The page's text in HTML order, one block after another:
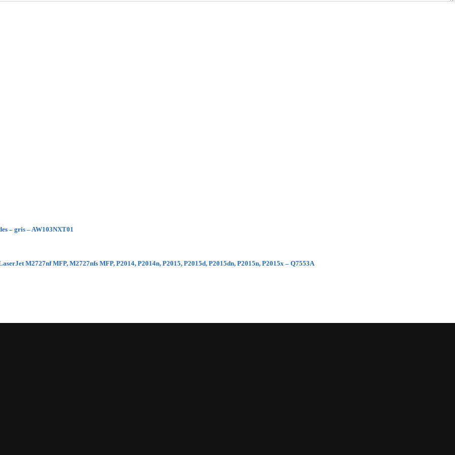
– gris – AW103NXT01
M2727nf MFP, M2727nfs MFP, P2014, P2014n, P2015, P2015d, P2015dn, P2015n, P2015x – Q7553A